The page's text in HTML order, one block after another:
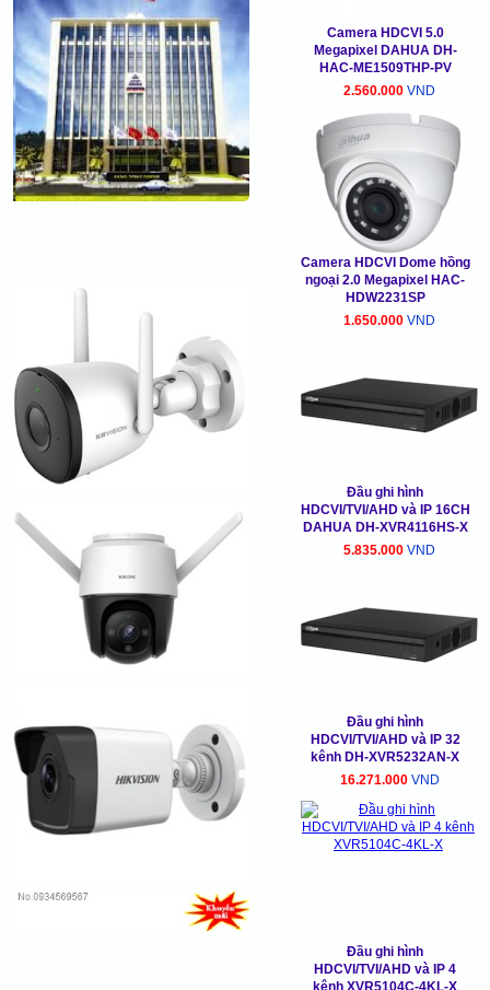
Camera HDCVI 5.0
Megapixel DAHUA DH-
HAC-ME1509THP-PV
2.560.000 VND
Camera HDCVI Dome hồng
ngoại 2.0 Megapixel HAC-
HDW2231SP
1.650.000 VND
Đầu ghi hình
HDCVI/TVI/AHD và IP 16CH
DAHUA DH-XVR4116HS-X
5.835.000 VND
Đầu ghi hình
HDCVI/TVI/AHD và IP 32
kênh DH-XVR5232AN-X
16.271.000 VND
Đầu ghi hình
HDCVI/TVI/AHD và IP 4
kênh XVR5104C-4KL-X